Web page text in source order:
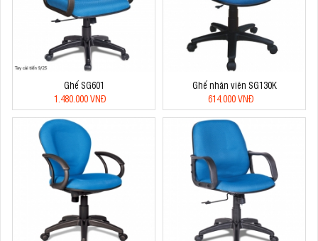
Ghế SG601
1.480.000 VNĐ
Ghế nhân viên SG130K
614.000 VNĐ